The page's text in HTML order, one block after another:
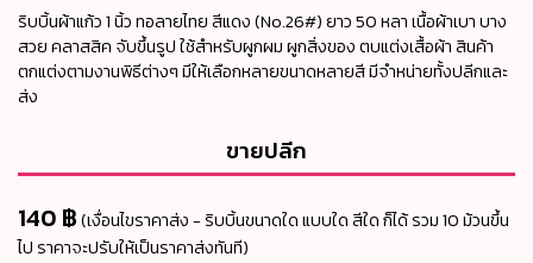
ริบบิ้นผ้าแก้ว 1 นิ้ว ทอลายไทย สีแดง (No.26#) ยาว 50 หลา เนื้อผ้าเบา บาง
สวย คลาสสิค จับขึ้นรูป ใช้สำหรับผูกผม ผูกสิ่งของ ตบแต่งเสื้อผ้า สินค้า
ตกแต่งตามงานพิธีต่างๆ มีให้เลือกหลายขนาดหลายสี มีจำหน่ายทั้งปลีกและ
ส่ง
ขายปลีก
140 ฿(เงื่อนไขราคาส่ง - ริบบิ้นขนาดใด แบบใด สีใด ก็ได้ รวม 10 ม้วนขึ้น
ไป ราคาจะปรับให้เป็นราคาส่งทันที)